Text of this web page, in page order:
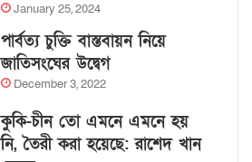
January 25, 2024
পার্বত্য চুক্তি বাস্তবায়ন নিয়ে
জাতিসংঘের উদ্বেগ
December 3, 2022
কুকি-চীন তো এমনে এমনে হয়
নি, তৈরী করা হয়েছে: রাশেদ খান